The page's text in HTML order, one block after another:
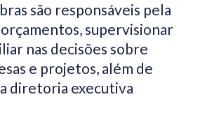
são responsáveis pela
supervisionar
nas decisões sobre
e projetos, além de
diretoria executiva